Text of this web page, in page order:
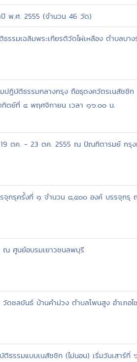
พ.ศ. 2555 (จำนวน 46 วัด)
รรมเฉลิมพระเกียรติวัดไผ่เหลือง ตำบลบ
ปฏิบัติธรรมกลางกรุง ถือธุดงควัตรเนสัชชิ
ตย์ที่ ๔ พฤศจิกายน เวลา ๑๖.๐๐ น.
ตค. - 23 ตค. 2555 ณ ปัณฑิตารมย์ กรุง
จุกรุครั้งที่ ๑ จำนวน ๘,๔๐๐ องค์ บรรจุก
ณ ศูนย์อบรมเยาวชนลพบุรี
ชลขันธ์ บ้านคำม่วง ตำบลโพนสูง อำเภอไ
ธรรมแบบเนสัชชิก (ไม่นอน) เริ่มวันเสา